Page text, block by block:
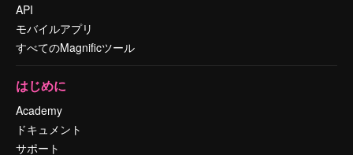
API
モバイルアプリ
すべてのMagnificツール
はじめに
Academy
ドキュメント
サポート